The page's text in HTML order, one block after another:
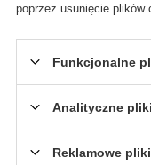
poprzez usunięcie plików
Funkcjonalne
Analityczne
Reklamowe